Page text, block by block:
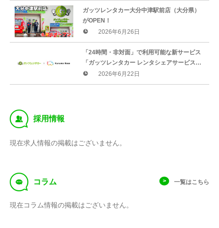
ガッツレンタカー大分中津駅前店（大分県）
がOPEN！
2026年6月26日
「24時間・非対面」で利用可能な新サービス
「ガッツレンタカー レンタシェアサービス」
を開始2026年6月22日
‰ 採用情報
現在求人情報の掲載はございません。
f コラム 一覧はこちら
現在コラム情報の掲載はございません。